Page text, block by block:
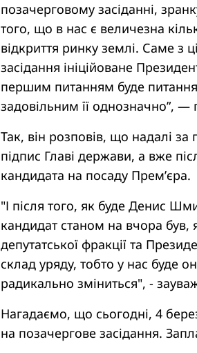
позачерговому засіданні,
того, що в нас є величезна
відкриття ринку землі. Саме з
засідання ініційоване
першим питанням буде питання
задовільним її однозначно”, —
Так, він розповів, що надалі
підпис Главі держави, а вже
кандидата на посаду Прем’єра.
"І після того, як буде Денис
кандидат станом на вчора
депутатської фракції та
склад уряду, тобто у нас буде
радикально зміниться", -
Нагадаємо, що сьогодні, 4
на позачергове засідання.